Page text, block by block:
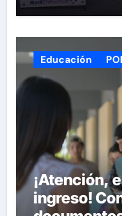
Educación
¡Atención,
ingreso!